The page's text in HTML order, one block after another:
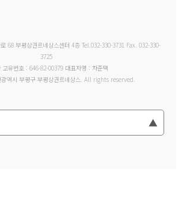
68 부평상권르네상스센터 4층 Tel.032-330-3731 Fax. 032-330-
3725
고유번호 : 646-82-00379 대표자명 : 차준택
역시 부평구 부평상권르네상스. All rights reserved.
▲